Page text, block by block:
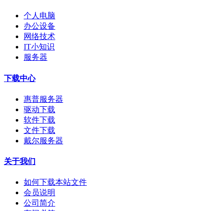
个人电脑
办公设备
网络技术
IT小知识
服务器
下载中心
惠普服务器
驱动下载
软件下载
文件下载
戴尔服务器
关于我们
如何下载本站文件
会员说明
公司简介